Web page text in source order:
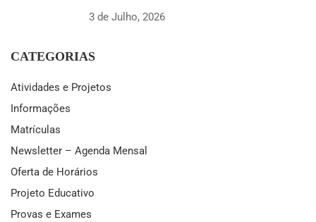
3 de Julho, 2026
CATEGORIAS
Atividades e Projetos
Informações
Matrículas
Newsletter – Agenda Mensal
Oferta de Horários
Projeto Educativo
Provas e Exames